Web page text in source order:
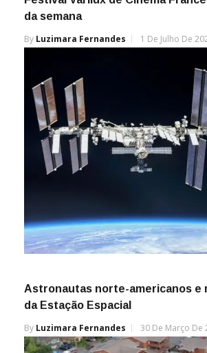
da semana
By Luzimara Fernandes 1 De Julho De
Astronautas norte-americanos e
da Estação Espacial
By Luzimara Fernandes 30 De Março De